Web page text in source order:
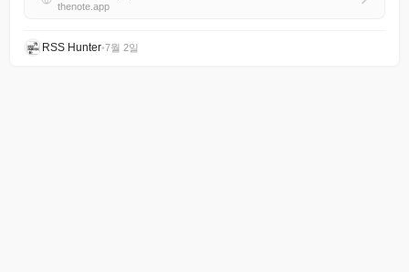
thenote.app
RSS Hunter•7월 2일